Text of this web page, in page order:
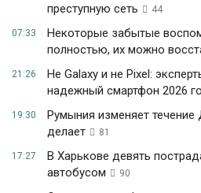
преступную сеть
44
07:33
Некоторые забытые
полностью, их можно
21:26
Не Galaxy и не Pixel:
надежный смартфон 2026
19:30
Румыния изменяет течение
делает
81
17:27
В Харькове девять
автобусом
90